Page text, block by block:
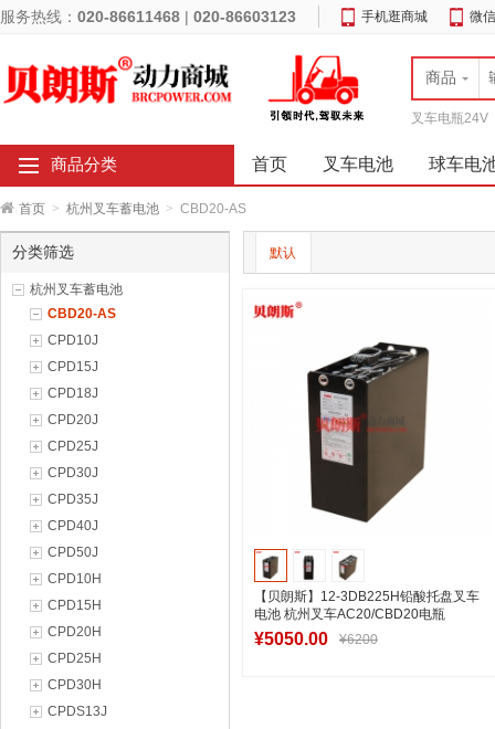
服务热线： 020-86611468 | 020-86603123 手机逛商城 微
商品
叉车电瓶24V
商品分类 首页 叉车电池 球车电
首页 > 杭州叉车蓄电池 > CBD20-AS
分类筛选
杭州叉车蓄电池
CBD20-AS
CPD10J
CPD15J
CPD18J
CPD20J
CPD25J
CPD30J
CPD35J
CPD40J
CPD50J
CPD10H
CPD15H
CPD20H
CPD25H
CPD30H
CPDS13J
默认
【贝朗斯】12-3DB225H铅酸托盘叉车
电池 杭州叉车AC20/CBD20电瓶
24V225Ah出口
¥5050.00 ¥6200